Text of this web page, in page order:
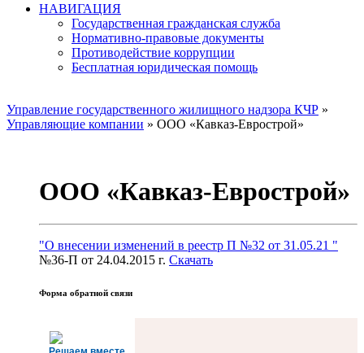
НАВИГАЦИЯ
Государственная гражданская служба
Нормативно-правовые документы
Противодействие коррупции
Бесплатная юридическая помощь
Управление государственного жилищного надзора КЧР »
Управляющие компании » ООО «Кавказ-Еврострой»
ООО «Кавказ-Еврострой»
"О внесении изменений в реестр П №32 от 31.05.21 "
№36-П от 24.04.2015 г. Скачать
Форма обратной связи